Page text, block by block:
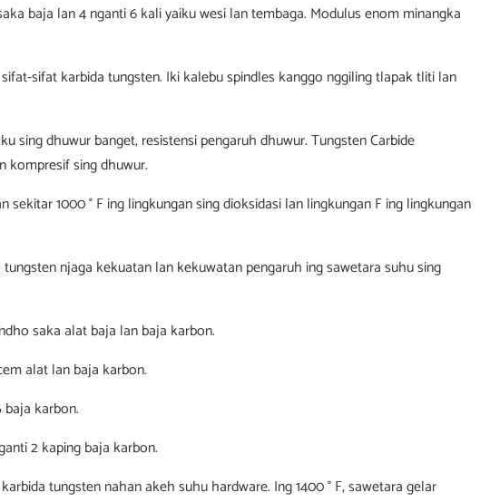
baja lan 4 nganti 6 kali yaiku wesi lan tembaga. Modulus enom minangka
sifat karbida tungsten. Iki kalebu spindles kanggo nggiling tlapak tliti lan
sing dhuwur banget, resistensi pengaruh dhuwur. Tungsten Carbide
kompresif sing dhuwur.
1000 ° F ing lingkungan sing dioksidasi lan lingkungan F ing lingkungan
njaga kekuatan lan kekuwatan pengaruh ing sawetara suhu sing
saka alat baja lan baja karbon.
alat lan baja karbon.
karbon.
2 kaping baja karbon.
tungsten nahan akeh suhu hardware. Ing 1400 ° F, sawetara gelar